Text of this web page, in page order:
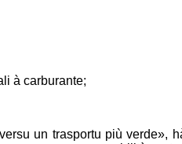
à carburante;
un trasportu più verde»,